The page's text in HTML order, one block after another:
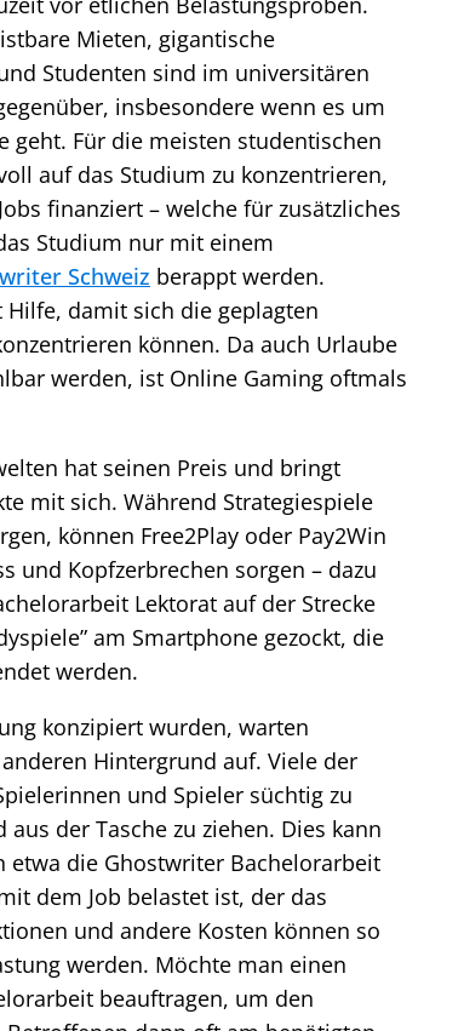
Mieten, gigantische
Studenten sind im universitären
insbesondere wenn es um
geht. Für die meisten studentischen
auf das Studium zu konzentrieren,
finanziert – welche für zusätzliches
Studium nur mit einem
Schweiz berappt werden.
damit sich die geplagten
können. Da auch Urlaube
werden, ist Online Gaming oftmals
hat seinen Preis und bringt
mit sich. Während Strategiespiele
können Free2Play oder Pay2Win
und Kopfzerbrechen sorgen – dazu
Lektorat auf der Strecke
am Smartphone gezockt, die
werden.
konzipiert wurden, warten
Hintergrund auf. Viele der
und Spieler süchtig zu
der Tasche zu ziehen. Dies kann
etwa die Ghostwriter Bachelorarbeit
dem Job belastet ist, der das
und andere Kosten können so
werden. Möchte man einen
beauftragen, um den